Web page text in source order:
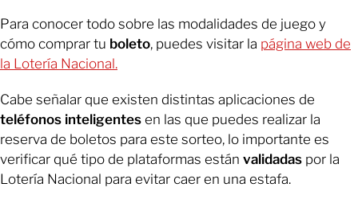
Para conocer todo sobre las modalidades de juego y
cómo comprar tu boleto, puedes visitar la página web de
la Lotería Nacional.
Cabe señalar que existen distintas aplicaciones de
teléfonos inteligentes en las que puedes realizar la
reserva de boletos para este sorteo, lo importante es
verificar qué tipo de plataformas están validadas por la
Lotería Nacional para evitar caer en una estafa.